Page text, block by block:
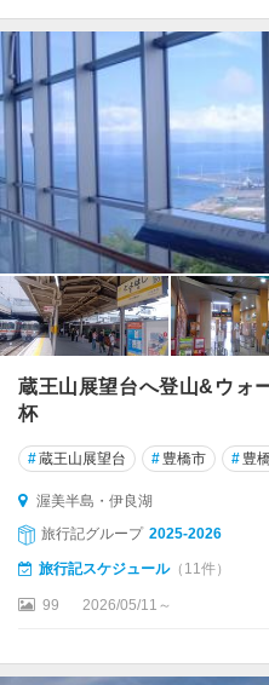
蔵王山展望台へ登山&ウォ
杯
#蔵王山展望台 # 豊橋市 # 豊
渥美半島・伊良湖
旅行記グループ 2025-2026
旅行記スケジュール（11件）
99 2026/05/11～